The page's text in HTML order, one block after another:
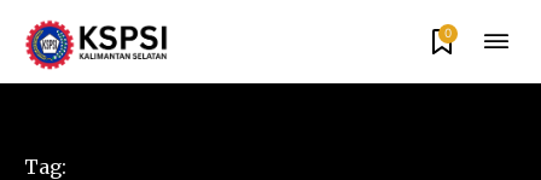
0
Tag: